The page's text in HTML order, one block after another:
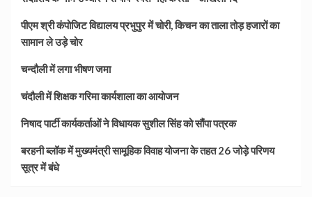
पीएम श्री कंपोजिट विद्यालय प्रभुपुर में चोरी, किचन का ताला तोड़ हजारों का
सामान ले उड़े चोर
चन्दौली में लगा भीषण जमा
चंदौली में शिक्षक गरिमा कार्यशाला का आयोजन
निषाद पार्टी कार्यकर्ताओं ने विधायक सुशील सिंह को सौंपा पत्रक
बरहनी ब्लॉक में मुख्यमंत्री सामूहिक विवाह योजना के तहत 26 जोड़े परिणय
सूत्र में बंधे